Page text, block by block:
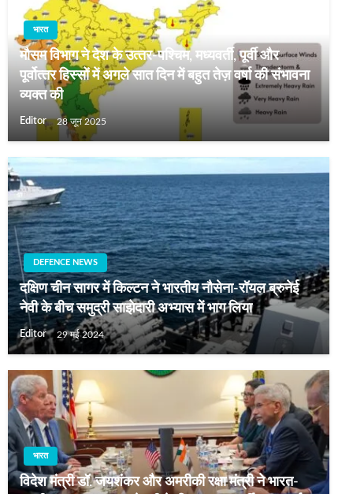
भारत
मौसम विभाग ने देश के उत्‍तर-पश्चिम, मध्‍यवर्ती, पूर्वी और
पूर्वोत्‍तर हिस्‍सों में अगले सात दिन में बहुत तेज़ वर्षा की संभावना
व्यक्त की
Editor 28 जून 2025
DEFENCE NEWS
दक्षिण चीन सागर में किल्टन ने भारतीय नौसेना-रॉयल ब्रुनेई
नेवी के बीच समुद्री साझेदारी अभ्यास में भाग लिया
Editor 29 मई 2024
भारत
विदेश मंत्री डॉ. जयशंकर और अमरीकी रक्षा मंत्री ने भारत-